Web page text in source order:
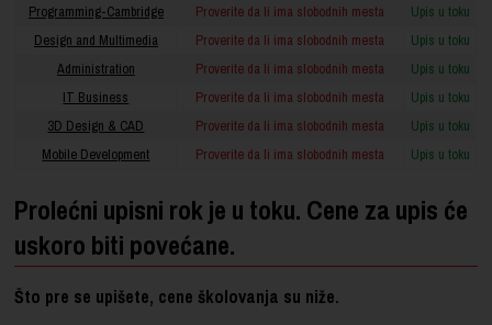
Programming-Cambridge
Proverite da li ima slobodnih mesta
Upis u toku
Design and Multimedia
Proverite da li ima slobodnih mesta
Upis u toku
Administration
Proverite da li ima slobodnih mesta
Upis u toku
IT Business
Proverite da li ima slobodnih mesta
Upis u toku
3D Design & CAD
Proverite da li ima slobodnih mesta
Upis u toku
Mobile Development
Proverite da li ima slobodnih mesta Upis u toku
Prolećni upisni rok je u toku. Cene za upis će
uskoro biti povećane.
Što pre se upišete, cene školovanja su niže.